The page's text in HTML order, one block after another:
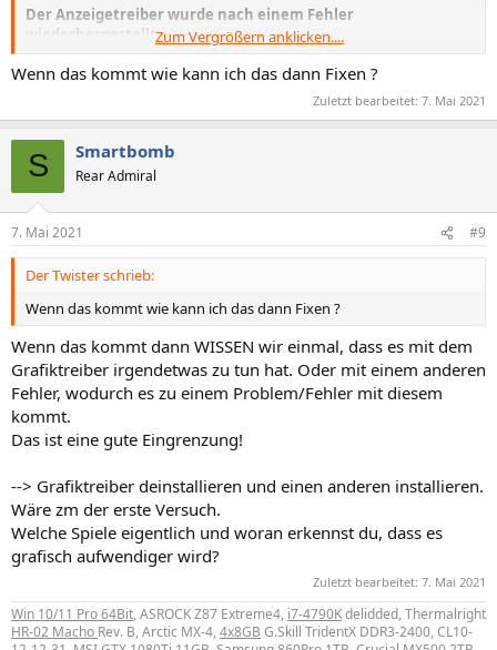
Der Anzeigetreiber wurde nach einem Fehler
wiederhergestellt
nur so eine vermutung
Zum Vergrößern anklicken....
Wenn das kommt wie kann ich das dann Fixen ?
Zuletzt bearbeitet: 7. Mai 2021
S Smartbomb
Rear Admiral
7. Mai 2021 #9
Der Twister schrieb:
Wenn das kommt wie kann ich das dann Fixen ?
Wenn das kommt dann WISSEN wir einmal, dass es mit dem
Grafiktreiber irgendetwas zu tun hat. Oder mit einem anderen
Fehler, wodurch es zu einem Problem/Fehler mit diesem
kommt.
Das ist eine gute Eingrenzung!
--> Grafiktreiber deinstallieren und einen anderen installieren.
Wäre zm der erste Versuch.
Welche Spiele eigentlich und woran erkennst du, dass es
grafisch aufwendiger wird?
Zuletzt bearbeitet: 7. Mai 2021
Win 10/11 Pro 64Bit, ASROCK Z87 Extreme4, i7-4790Kdelidded, Thermalright
HR-02 Macho Rev. B, Arctic MX-4, 4x8GB G.Skill TridentX DDR3-2400, CL10-